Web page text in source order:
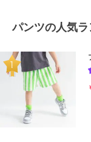
パンツの人気